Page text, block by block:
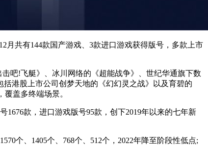
共有144款国产游戏、3款进口游戏获得版号，多款上市
吧!飞艇》、冰川网络的《超能战争》、世纪华通旗下数
港股上市公司创梦天地的《幻幻灵之战》以及育碧的
盖多终端场景。
款，进口游戏版号95款，创下2019年以来的七年新
个、1405个、768个、512个，2022年降至阶段性低点;